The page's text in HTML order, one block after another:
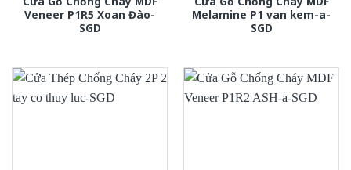
Veneer P1R5 Xoan Đào-
SGD
Melamine P1 van kem-a-
SGD